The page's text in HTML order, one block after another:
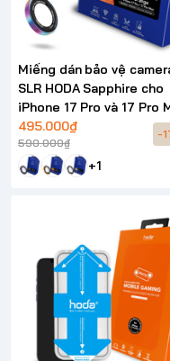
Miếng dán bảo vệ
SLR HODA Sapphire cho
iPhone 17 Pro và 17 Pro
(Monocular Like Design)
495.000₫
590.000₫
-
+1